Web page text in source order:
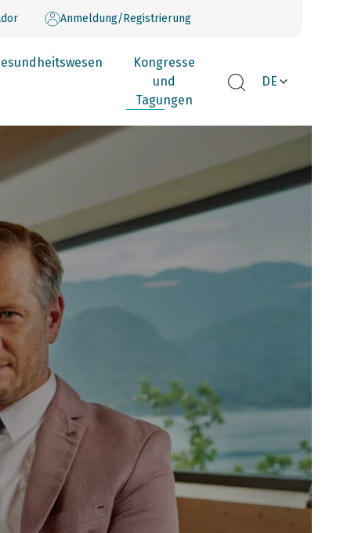
Anmeldung/Registrierung
Kongresse
und
Tagungen
DE